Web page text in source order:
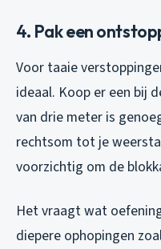
4. Pak een
Voor taaie
ideaal. Koop er een bij
van drie meter is
rechtsom tot je
voorzichtig om de
Het vraagt wat
diepere ophopingen